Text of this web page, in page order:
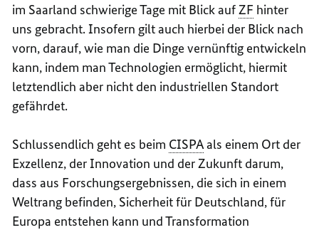
im Saarland schwierige Tage mit Blick aufZF hinter
uns gebracht. Insofern gilt auch hierbei der Blick nach
vorn, darauf, wie man die Dinge vernünftig entwickeln
kann, indem man Technologien ermöglicht, hiermit
letztendlich aber nicht den industriellen Standort
gefährdet.
Schlussendlich geht es beim CISPAals einem Ort der
Exzellenz, der Innovation und der Zukunft darum,
dass aus Forschungsergebnissen, die sich in einem
Weltrang befinden, Sicherheit für Deutschland, für
Europa entstehen kann und Transformation